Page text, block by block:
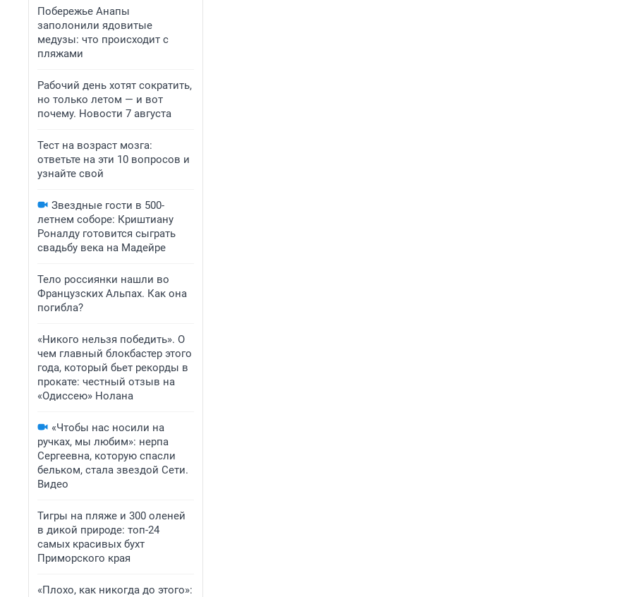
Побережье Анапы
заполонили ядовитые
медузы: что происходит с
пляжами
Рабочий день хотят сократить,
но только летом — и вот
почему. Новости 7 августа
Тест на возраст мозга:
ответьте на эти 10 вопросов и
узнайте свой
Звездные гости в 500-
летнем соборе: Криштиану
Роналду готовится сыграть
свадьбу века на Мадейре
Тело россиянки нашли во
Французских Альпах. Как она
погибла?
«Никого нельзя победить». О
чем главный блокбастер этого
года, который бьет рекорды в
прокате: честный отзыв на
«Одиссею» Нолана
«Чтобы нас носили на
ручках, мы любим»: нерпа
Сергеевна, которую спасли
бельком, стала звездой Сети.
Видео
Тигры на пляже и 300 оленей
в дикой природе: топ-24
самых красивых бухт
Приморского края
«Плохо, как никогда до этого»: